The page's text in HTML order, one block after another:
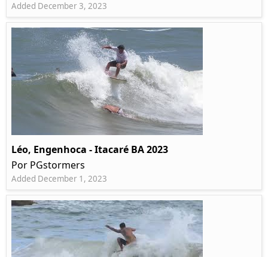
Added December 3, 2023
Léo, Engenhoca - Itacaré BA 2023
Por PGstormers
Added December 1, 2023